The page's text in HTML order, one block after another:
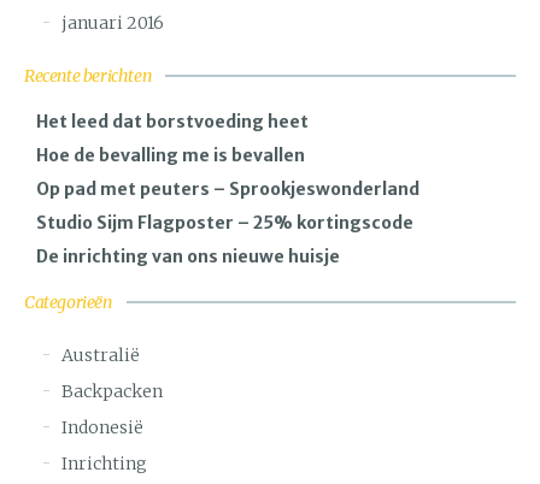
januari 2016
Recente berichten
Het leed dat borstvoeding heet
Hoe de bevalling me is bevallen
Op pad met peuters – Sprookjeswonderland
Studio Sijm Flagposter – 25% kortingscode
De inrichting van ons nieuwe huisje
Categorieën
Australië
Backpacken
Indonesië
Inrichting